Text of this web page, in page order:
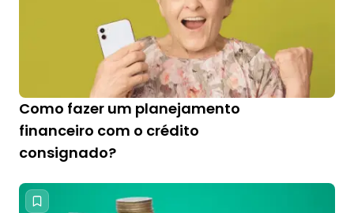
Como fazer um planejamento
financeiro com o crédito
consignado?